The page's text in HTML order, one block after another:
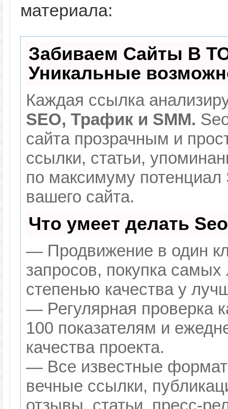
материала:
Забиваем Сайты В
Уникальные
Каждая ссылка
SEO, Трафик и SMM.
сайта прозрачным и
ссылки, статьи,
по максимуму
вашего сайта.
Что умеет делать
— Продвижение в один
запросов, покупка
степенью качества у
— Регулярная проверка
100 показателям и
качества проекта.
— Все известные
вечные ссылки,